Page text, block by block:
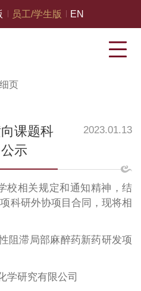
员工/学生版 EN
页
课题科
示
2023.01.13
校相关规定和通知精神，结
科研外协项目合同，现将相
阻滞局部麻醉药新药研发项
学研究有限公司